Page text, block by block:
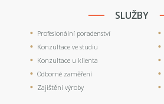
SLUŽBY
Profesionální poradenství
Konzultace ve studiu
Konzultace u klienta
Odborné zaměření
Zajištění výroby